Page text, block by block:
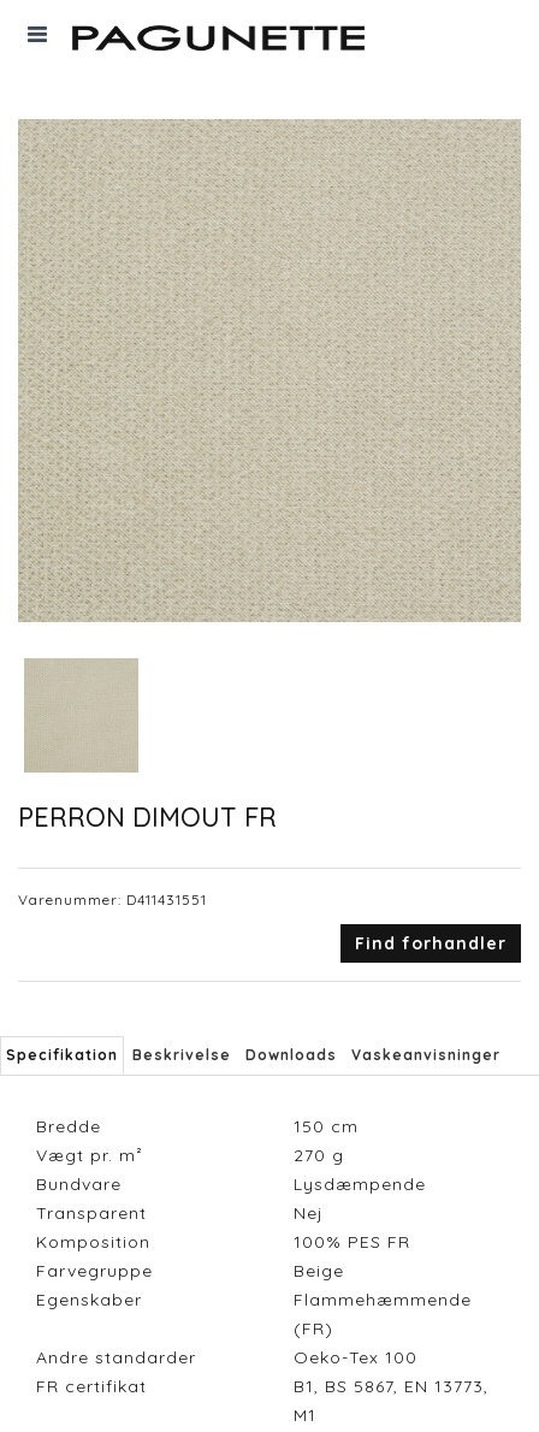
PERRON DIMOUT FR
Varenummer: D411431551
Find forhandler
Specifikation Beskrivelse Downloads Vaskeanvisninger
Bredde 150 cm
Vægt pr. m²
270 g
Bundvare
Lysdæmpende
Transparent
Nej
Komposition
100% PES FR
Farvegruppe
Beige
Egenskaber
Flammehæmmende
(FR)
Andre standarder
Oeko-Tex 100
FR certifikat
B1, BS 5867, EN 13773,
M1